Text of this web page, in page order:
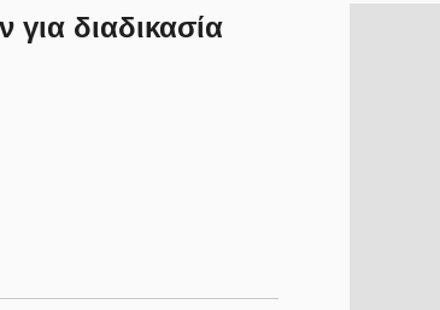
για διαδικασία